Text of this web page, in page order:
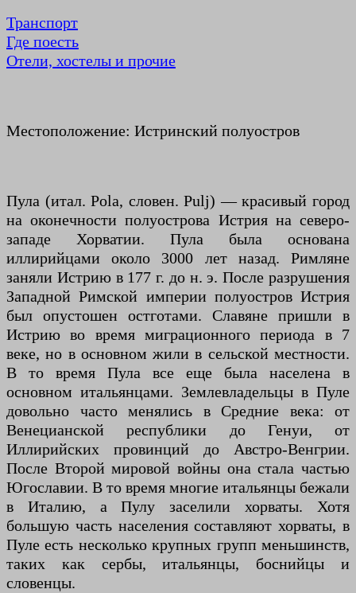
Транспорт
Где поесть
Отели, хостелы и прочие
Местоположение: Истринский полуостров
Пула (итал. Pola, словен. Pulj) — красивый город
на оконечности полуострова Истрия на северо-
западе Хорватии. Пула была основана
иллирийцами около 3000 лет назад. Римляне
заняли Истрию в 177 г. до н. э. После разрушения
Западной Римской империи полуостров Истрия
был опустошен остготами. Славяне пришли в
Истрию во время миграционного периода в 7
веке, но в основном жили в сельской местности.
В то время Пула все еще была населена в
основном итальянцами. Землевладельцы в Пуле
довольно часто менялись в Средние века: от
Венецианской республики до Генуи, от
Иллирийских провинций до Австро-Венгрии.
После Второй мировой войны она стала частью
Югославии. В то время многие итальянцы бежали
в Италию, а Пулу заселили хорваты. Хотя
большую часть населения составляют хорваты, в
Пуле есть несколько крупных групп меньшинств,
таких как сербы, итальянцы, боснийцы и
словенцы.